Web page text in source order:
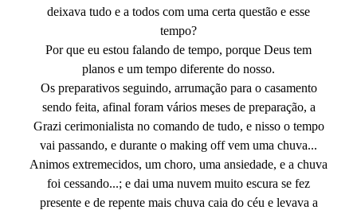
deixava tudo e a todos com uma certa questão e esse
tempo?
Por que eu estou falando de tempo, porque Deus tem
planos e um tempo diferente do nosso.
Os preparativos seguindo, arrumação para o casamento
sendo feita, afinal foram vários meses de preparação, a
Grazi cerimonialista no comando de tudo, e nisso o tempo
vai passando, e durante o making off vem uma chuva...
Animos extremecidos, um choro, uma ansiedade, e a chuva
foi cessando...; e dai uma nuvem muito escura se fez
presente e de repente mais chuva caia do céu e levava a